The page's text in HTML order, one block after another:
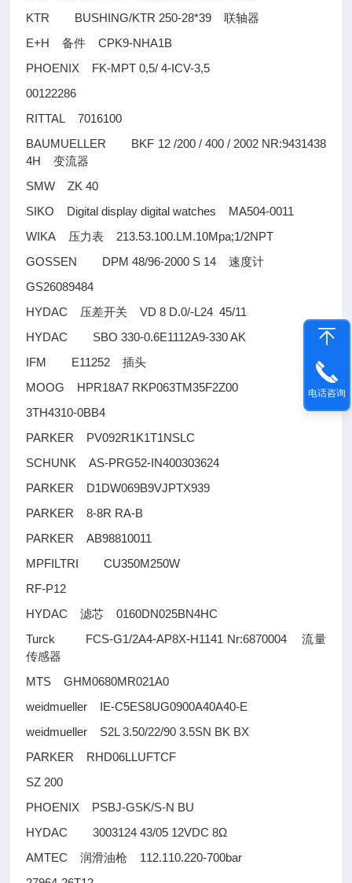
KTR BUSHING/KTR 250-28*39联轴器
E+H备件 CPK9-NHA1B
PHOENIX FK-MPT 0,5/ 4-ICV-3,5
00122286
RITTAL 7016100
BAUMUELLER BKF 12 /200 / 400 / 2002 NR:9431438
4H变流器
SMW ZK 40
SIKO Digital display digital watches MA504-0011
WIKA 压力表 213.53.100.LM.10Mpa;1/2NPT
GOSSEN DPM 48/96-2000 S 14速度计
GS26089484
HYDAC 压差开关
VD 8 D.0/-L24 45/11
HYDAC SBO 330-0.6E1112A9-330 AK
IFM E11252插头
MOOG HPR18A7 RKP063TM35F2Z00
3TH4310-0BB4
PARKER PV092R1K1T1NSLC
SCHUNK AS-PRG52-IN400303624
PARKER D1DW069B9VJPTX939
PARKER 8-8R RA-B
PARKER AB98810011
MPFILTRI CU350M250W
RF-P12
HYDAC滤芯 0160DN025BN4HC
Turck FCS-G1/2A4-AP8X-H1141 Nr:6870004 流量
传感器
MTS GHM0680MR021A0
weidmueller IE-C5ES8UG0900A40A40-E
weidmueller S2L 3.50/22/90 3.5SN BK BX
PARKER RHD06LLUFTCF
SZ 200
PHOENIX PSBJ-GSK/S-N BU
HYDAC 3003124 43/05 12VDC 8Ω
AMTEC润滑油枪
112.110.220-700bar
电话咨询